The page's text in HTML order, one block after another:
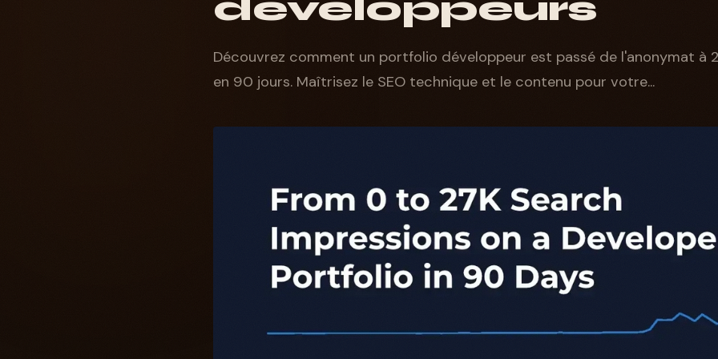
Découvrez comment un portfolio développeur est passé de l'anonymat à
en 90 jours. Maîtrisez le SEO technique et le contenu pour votre...